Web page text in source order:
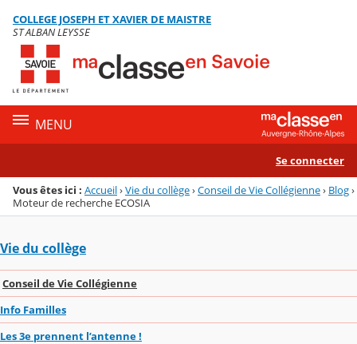
Menu de la rubrique
Contenu
COLLEGE JOSEPH ET XAVIER DE MAISTRE
ST ALBAN LEYSSE
MENU
Se connecter
Vous êtes ici : Accueil›Vie du collège›Conseil de Vie Collégienne› Blog›
Moteur de recherche ECOSIA
Vie du collège
Conseil de Vie Collégienne
Info Familles
Les 3e prennent l’antenne !